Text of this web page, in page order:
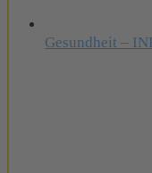
Gesundheit –